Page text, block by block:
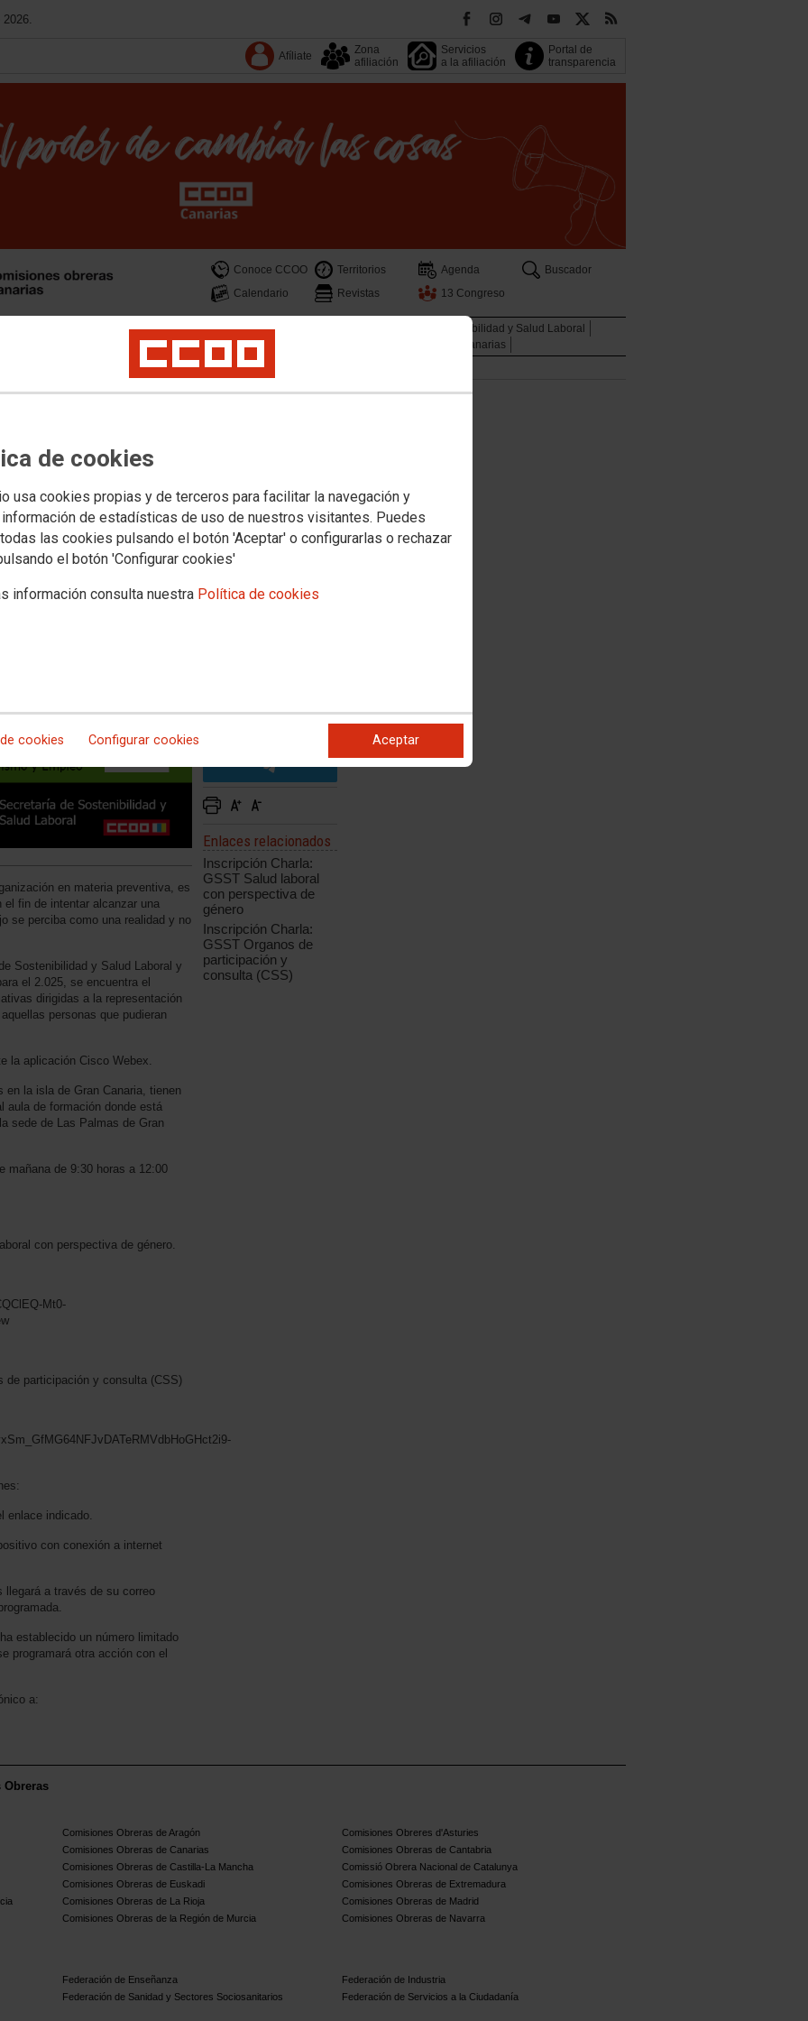
de cookies
usa cookies propias y de terceros para facilitar la navegación y
de estadísticas de uso de nuestros visitantes. Puedes
las cookies pulsando el botón 'Aceptar' o configurarlas o rechazar
el botón 'Configurar cookies'
información consulta nuestra Política de cookies
cookies Configurar cookies Aceptar
2026.
Afíliate
Zona
afiliación
Servicios
a la afiliación
Portal de
transparencia
Conoce CCOO Territorios Agenda
Buscador
Calendario
Revistas 13 Congreso
Migraciones e internacional Empleo Mujer e Igualdad
Sostenibilidad y Salud Laboral
democrática Territorios Documentos Convenios
Descuentos Canarias
Acciones de sensibilización en materia preventiva
en materia de
laborales programadas
en materia preventiva, es
fin de intentar alcanzar una
se perciba como una realidad y no
Sostenibilidad y Salud Laboral y
el 2.025, se encuentra el
dirigidas a la representación
personas que pudieran
la aplicación Cisco Webex.
en la isla de Gran Canaria, tienen
aula de formación donde está
sede de Las Palmas de Gran
mañana de 9:30 horas a 12:00
con perspectiva de género.
Mt0-
de participación y consulta (CSS)
enlace indicado.
con conexión a internet
llegará a través de su correo
establecido un número limitado
programará otra acción con el
a:
Enlaces relacionados
Inscripción Charla:
GSST Salud laboral
con perspectiva de
género
Inscripción Charla:
GSST Organos de
participación y
consulta (CSS)
Obreras
Comisiones Obreras de Aragón
Comisiones Obreres d'Asturies
Comisiones Obreras de Canarias
Comisiones Obreras de Cantabria
Comisiones Obreras de Castilla-La Mancha
Comissió Obrera Nacional de Catalunya
Comisiones Obreras de Euskadi
Comisiones Obreras de Extremadura
Comisiones Obreras de La Rioja
Comisiones Obreras de Madrid
Comisiones Obreras de la Región de Murcia
Comisiones Obreras de Navarra
Federación de Enseñanza
Federación de Industria
Federación de Sanidad y Sectores Sociosanitarios
Federación de Servicios a la Ciudadanía